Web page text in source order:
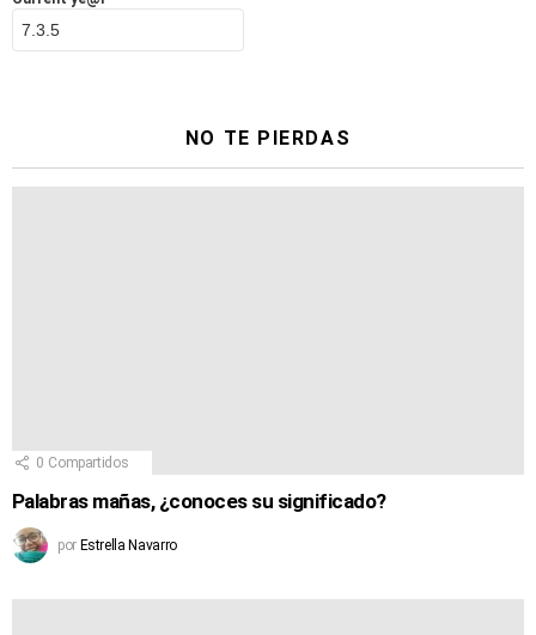
NO TE PIERDAS
0 Compartidos
Palabras mañas, ¿conoces su significado?
por Estrella Navarro